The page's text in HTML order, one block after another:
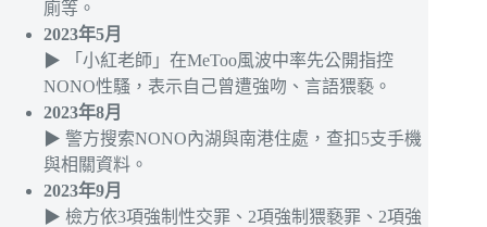
廁等。
2023年5月
▶ 「小紅老師」在MeToo風波中率先公開指控
NONO性騷，表示自己曾遭強吻、言語猥褻。
2023年8月
▶ 警方搜索NONO內湖與南港住處，查扣5支手機
與相關資料。
2023年9月
▶ 檢方依3項強制性交罪、2項強制猥褻罪、2項強